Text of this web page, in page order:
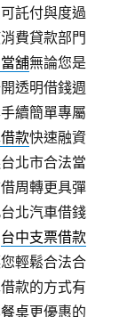
託付與度過
費貸款部門
舖無論您是
透明借錢週
續簡單專屬
款快速融資
北市合法當
周轉更具彈
北汽車借錢
台中支票借款
輕鬆合法合
款的方式有
桌更優惠的